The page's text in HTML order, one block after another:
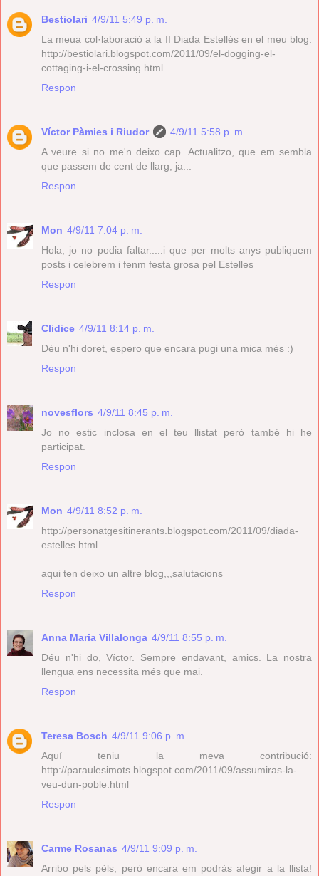
Bestiolari 4/9/11 5:49 p. m.
La meua col·laboració a la II Diada Estellés en el meu blog:
http://bestiolari.blogspot.com/2011/09/el-dogging-el-
cottaging-i-el-crossing.html
Respon
Víctor Pàmies i Riudor
4/9/11 5:58 p. m.
A veure si no me'n deixo cap. Actualitzo, que em sembla
que passem de cent de llarg, ja...
Respon
Mon 4/9/11 7:04 p. m.
Hola, jo no podia faltar.....i que per molts anys publiquem
posts i celebrem i fenm festa grosa pel Estelles
Respon
Clidice 4/9/11 8:14 p. m.
Déu n'hi doret, espero que encara pugi una mica més :)
Respon
novesflors 4/9/11 8:45 p. m.
Jo no estic inclosa en el teu llistat però també hi he
participat.
Respon
Mon 4/9/11 8:52 p. m.
http://personatgesitinerants.blogspot.com/2011/09/diada-
estelles.html
aqui ten deixo un altre blog,,,salutacions
Respon
Anna Maria Villalonga 4/9/11 8:55 p. m.
Déu n'hi do, Víctor. Sempre endavant, amics. La nostra
llengua ens necessita més que mai.
Respon
Teresa Bosch 4/9/11 9:06 p. m.
Aquí teniu la meva contribució:
http://paraulesimots.blogspot.com/2011/09/assumiras-la-
veu-dun-poble.html
Respon
Carme Rosanas 4/9/11 9:09 p. m.
Arribo pels pèls, però encara em podràs afegir a la llista!